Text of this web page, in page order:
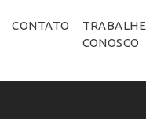
CONTATO
TRABALHE
CONOSCO